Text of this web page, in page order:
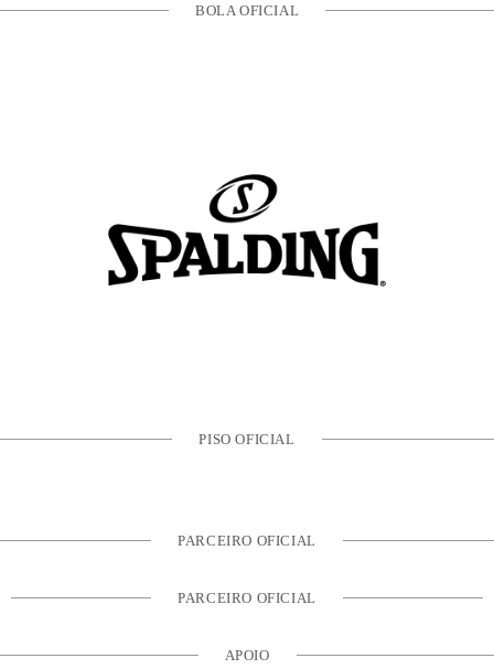
BOLA OFICIAL
PISO OFICIAL
PARCEIRO OFICIAL
PARCEIRO OFICIAL
APOIO